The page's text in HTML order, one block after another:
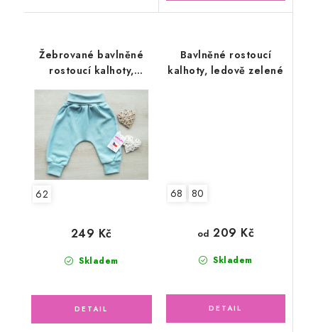
Žebrované bavlněné
rostoucí kalhoty,
62
Skladem
249 Kč
Bavlněné rostoucí
kalhoty, ledově zelené
68 80
Skladem
od 209 Kč